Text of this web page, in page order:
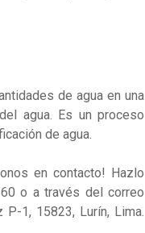
de agua en una
agua. Es un proceso
de agua.
en contacto! Hazlo
o a través del correo
1, 15823, Lurín, Lima.